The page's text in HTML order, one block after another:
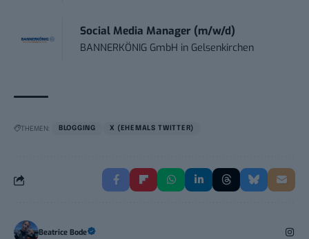
Social Media Manager (m/w/d)
BANNERKÖNIG GmbH in Gelsenkirchen
THEMEN: BLOGGING X (EHEMALS TWITTER)
Beatrice Bode